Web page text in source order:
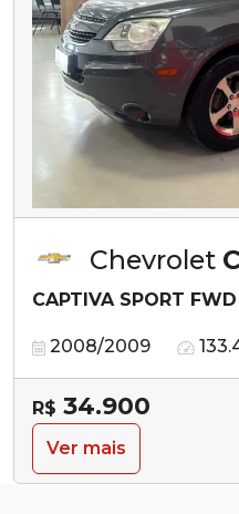
Chevrolet
CAPTIVA SPORT
2008/2009
R$ 34.900
Ver mais